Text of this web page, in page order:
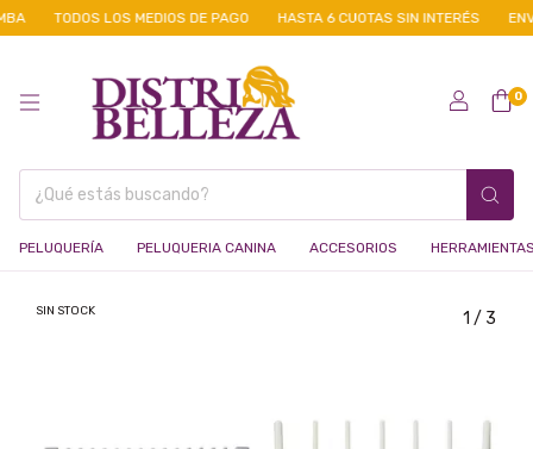
TODOS LOS MEDIOS DE PAGO HASTA 6 CUOTAS SIN INTERÉS
0
PELUQUERÍA PELUQUERIA CANINA ACCESORIOS
SIN STOCK 1 / 3